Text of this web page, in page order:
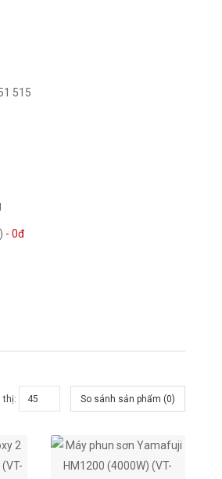
515
- 0đ
thị: So sánh sản phẩm (0)